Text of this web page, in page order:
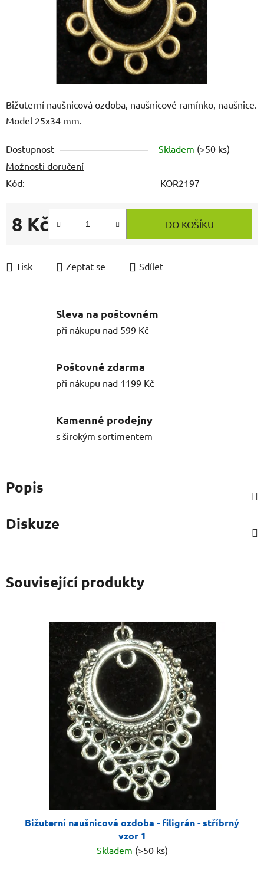
Bižuterní naušnicová ozdoba, naušnicové ramínko, naušnice.
Model 25x34 mm.
Dostupnost Skladem (>50 ks)
Možnosti doručení
Kód:
KOR2197
8 Kč
Měrná cena:
DO KOŠÍKU
Tisk Zeptat se Sdílet
Sleva na poštovném
při nákupu nad 599 Kč
Poštovné zdarma
při nákupu nad 1199 Kč
Kamenné prodejny
s širokým sortimentem
Popis
Diskuze
Související produkty
Bižuterní naušnicová ozdoba - filigrán - stříbrný
vzor 1
Skladem (>50 ks)